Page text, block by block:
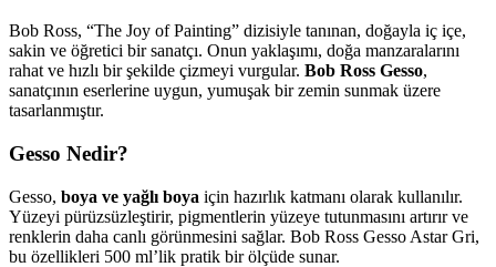
Bob Ross, “The Joy of Painting” dizisiyle tanınan, doğayla iç içe,
sakin ve öğretici bir sanatçı. Onun yaklaşımı, doğa manzaralarını
rahat ve hızlı bir şekilde çizmeyi vurgular. Bob Ross Gesso,
sanatçının eserlerine uygun, yumuşak bir zemin sunmak üzere
tasarlanmıştır.
Gesso Nedir?
Gesso, boya ve yağlı boya için hazırlık katmanı olarak kullanılır.
Yüzeyi pürüzsüzleştirir, pigmentlerin yüzeye tutunmasını artırır ve
renklerin daha canlı görünmesini sağlar. Bob Ross Gesso Astar Gri,
bu özellikleri 500 ml’lik pratik bir ölçüde sunar.